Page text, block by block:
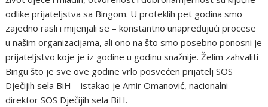
odlike prijateljstva sa Bingom. U proteklih pet godina smo
zajedno rasli i mijenjali se – konstantno unapređujući procese
u našim organizacijama, ali ono na što smo posebno ponosni je
prijateljstvo koje je iz godine u godinu snažnije. Želim zahvaliti
Bingu što je sve ove godine vrlo posvećen prijatelj SOS
Dječijih sela BiH – istakao je Amir Omanović, nacionalni
direktor SOS Dječijih sela BiH.